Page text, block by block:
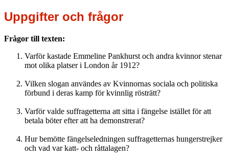
Uppgifter och frågor
Frågor till texten:
Varför kastade Emmeline Pankhurst och andra kvinnor stenar
mot olika platser i London år 1912?
Vilken slogan användes av Kvinnornas sociala och politiska
förbund i deras kamp för kvinnlig rösträtt?
Varför valde suffragetterna att sitta i fängelse istället för att
betala böter efter att ha demonstrerat?
Hur bemötte fängelseledningen suffragetternas hungerstrejker
och vad var katt- och råttalagen?